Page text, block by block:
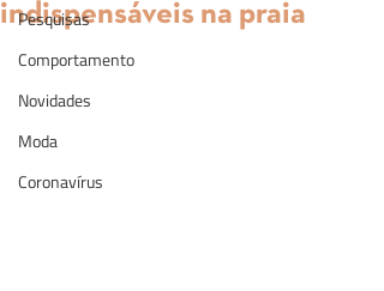
Pesquisas
Comportamento
Novidades
Moda
Coronavírus
indispensáveis na praia